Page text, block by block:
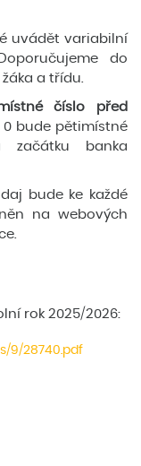
uvádět variabilní
do
a třídu.
číslo před
bude pětimístné
banka
bude ke každé
na webových
rok 2025/2026:
9/28740.pdf